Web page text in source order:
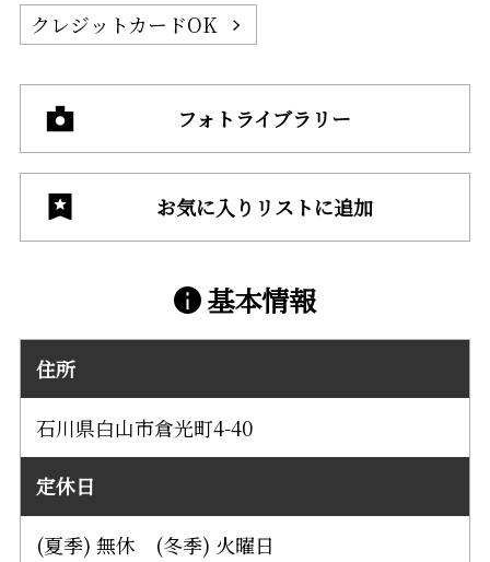
クレジットカードOK
フォトライブラリー
お気に入りリストに追加
基本情報
住所
石川県白山市倉光町4-40
定休日
(夏季) 無休 (冬季) 火曜日